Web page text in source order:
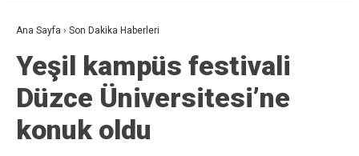
Ana Sayfa › Son Dakika Haberleri
Yeşil kampüs festivali
Düzce Üniversitesi’ne
konuk oldu